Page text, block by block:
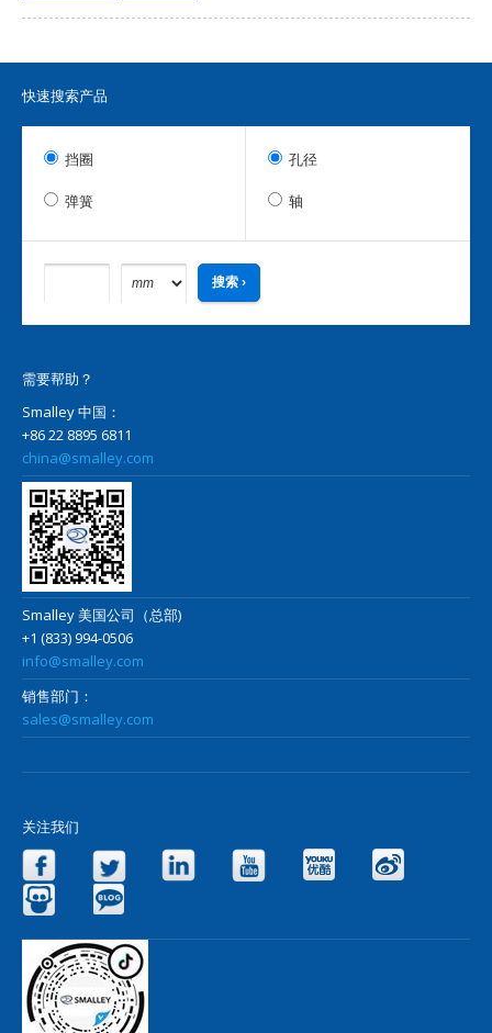
快速搜索产品
挡圈
弹簧
孔径
轴
需要帮助？
Smalley 中国：
+86 22 8895 6811
china@smalley.com
Smalley 美国公司（总部)
+1 (833) 994-0506
info@smalley.com
销售部门：
sales@smalley.com
关注我们
Facebook Twitter LinkedIn YouTube